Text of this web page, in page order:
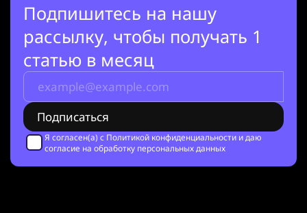
Подпишитесь на нашу
рассылку, чтобы получать 1
статью в месяц
Я согласен(а) с Политикой конфиденциальности и даю
согласие на обработку персональных данных